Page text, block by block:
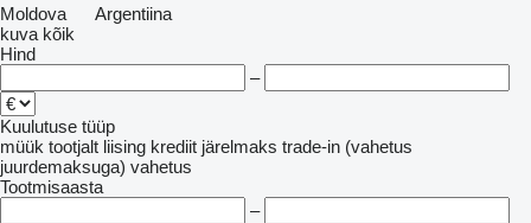
Moldova
Argentiina
kuva kõik
Hind
–
Kuulutuse tüüp
müük tootjalt liising krediit järelmaks trade-in (vahetus
juurdemaksuga) vahetus
Tootmisaasta
–